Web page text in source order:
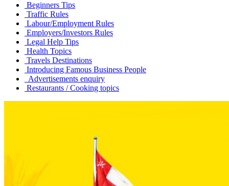
Beginners Tips
Traffic Rules
Labour/Employment Rules
Employers/Investors Rules
Legal Help Tips
Health Topics
Travels Destinations
Introducing Famous Business People
Advertisements enquiry
Restaurants / Cooking topics